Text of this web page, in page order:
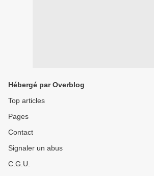
Hébergé par Overblog
Top articles
Pages
Contact
Signaler un abus
C.G.U.